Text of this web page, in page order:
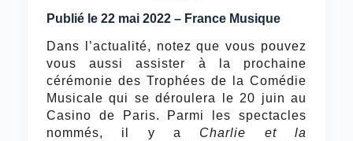
Publié le 22 mai 2022 – France Musique
Dans l’actualité, notez que vous pouvez
vous aussi assister à la prochaine
cérémonie des Trophées de la Comédie
Musicale qui se déroulera le 20 juin au
Casino de Paris. Parmi les spectacles
nommés, il y a Charlie et la